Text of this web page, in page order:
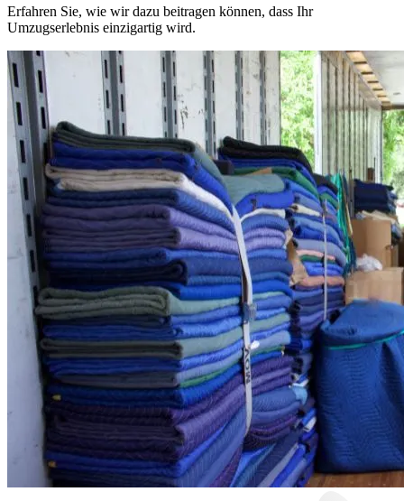
Erfahren Sie, wie wir dazu beitragen können, dass Ihr
Umzugserlebnis einzigartig wird.